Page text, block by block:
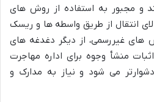
و مجبور به استفاده از روش های
انتقال از طریق واسطه ها و ریسک
های غیررسمی، از دیگر دغدغه های
منشأ وجوه برای اداره مهاجرت
دشوارتر می شود و نیاز به مدارک و